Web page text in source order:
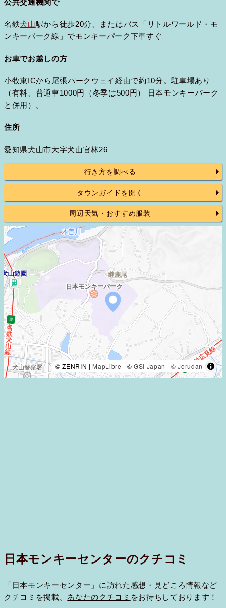
公共交通機関で
名鉄犬山駅から徒歩20分、またはバス「リトルワールド・モ
ンキーパーク線」でモンキーパーク下車すぐ
お車でお越しの方
小牧東ICから尾張パークウェイ経由で約10分。駐車場あり
（有料、普通車1000円（冬季は500円） 日本モンキーパーク
と併用）。
住所
愛知県犬山市大字犬山官林26
行き方を調べる
タウンガイドを開く
周辺天気・おすすめ服装
© ZENRIN | MapLibre | © GSI Japan | © Jorudan
日本モンキーセンターのクチコミ
「日本モンキーセンター」に訪れた感想・見どころ情報など
クチコミを掲載。 あなたのクチコミ をお待ちしております！